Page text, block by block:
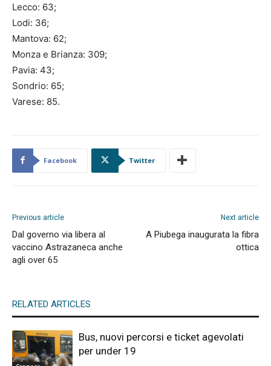
Lecco: 63;
Lodi: 36;
Mantova: 62;
Monza e Brianza: 309;
Pavia: 43;
Sondrio: 65;
Varese: 85.
Facebook Twitter
Previous article
Dal governo via libera al
vaccino Astrazaneca anche
agli over 65
Next article
A Piubega inaugurata la fibra
ottica
RELATED ARTICLES
Bus, nuovi percorsi e ticket agevolati
per under 19